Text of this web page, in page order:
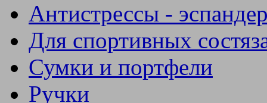
Антистрессы -
Для спортивных
Сумки и портфели
Ручки